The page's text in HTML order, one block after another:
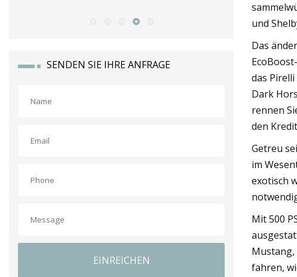
SENDEN SIE IHRE ANFRAGE
EINREICHEN
und
Das
das
Dark
rennen
den
Getreu
im
exotisch
Mit 500
Mustang,
fahren,